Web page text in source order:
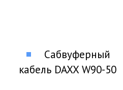
Сабвуферный
кабель DAXX W90-50